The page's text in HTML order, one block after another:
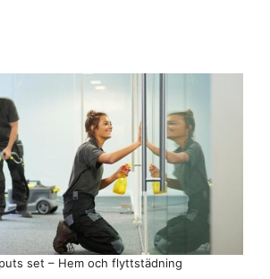
set – Hem och flyttstädning